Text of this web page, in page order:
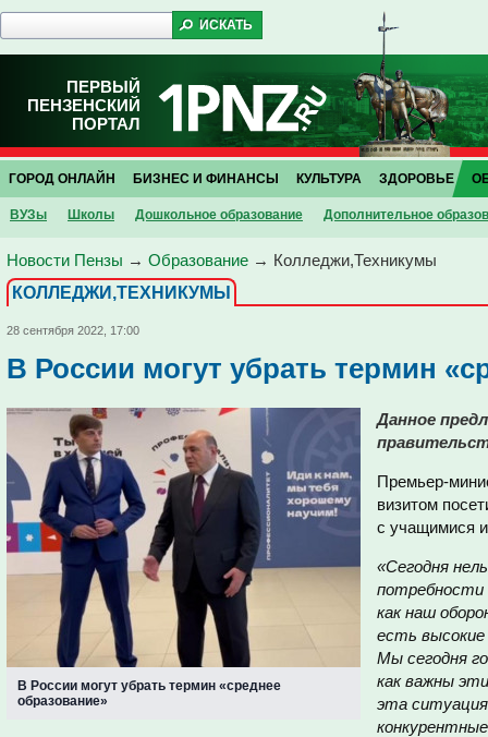
ПЕРВЫЙ
ПЕНЗЕНСКИЙ
ПОРТАЛ
ГОРОД ОНЛАЙН БИЗНЕС И ФИНАНСЫ КУЛЬТУРА ЗДОРОВЬЕ
ВУЗы Школы Дошкольное образование Дополнительное
Новости Пензы → Образование → Колледжи,Техникумы
КОЛЛЕДЖИ,ТЕХНИКУМЫ
28 сентября 2022, 17:00
В России могут убрать термин
В России могут убрать термин «среднее
образование»
Данное
Премьер-
визитом
с учащимися
«Сегодня
потребности
как наш
есть высокие
Мы сегодня
как важны
эта